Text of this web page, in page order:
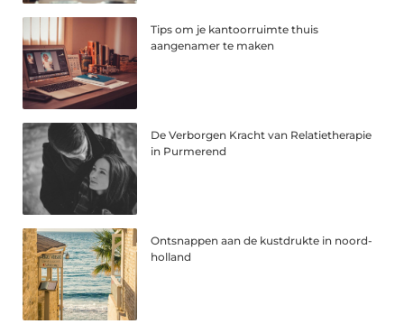
Tips om je kantoorruimte thuis
aangenamer te maken
De Verborgen Kracht van Relatietherapie
in Purmerend
Ontsnappen aan de kustdrukte in noord-
holland